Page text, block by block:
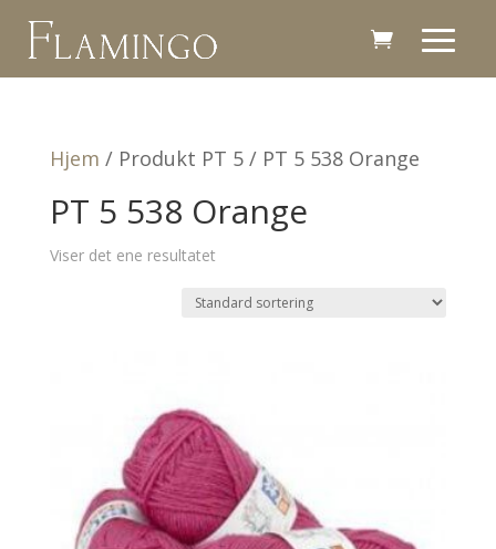
Hjem / Produkt PT 5 / PT 5 538 Orange
PT 5 538 Orange
Viser det ene resultatet